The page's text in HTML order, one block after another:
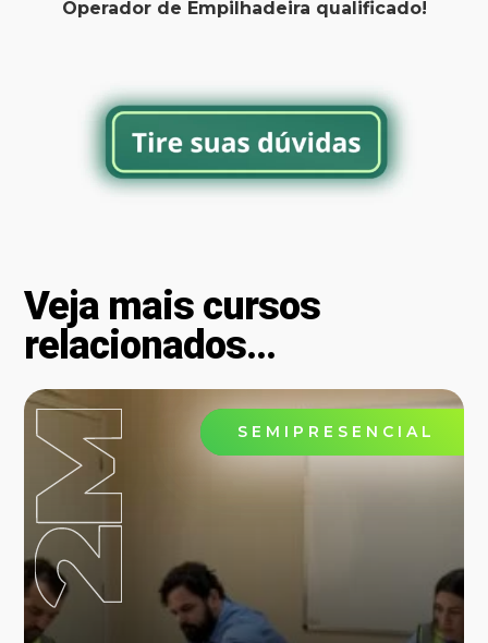
Operador de Empilhadeira qualificado!
Veja mais cursos
relacionados...
PRESENCIAL
SEMIPRESENCIAL